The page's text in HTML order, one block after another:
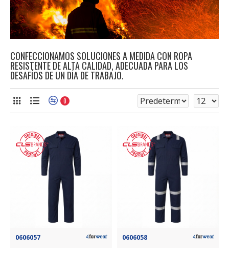
CONFECCIONAMOS SOLUCIONES A MEDIDA CON ROPA
RESISTENTE DE ALTA CALIDAD, ADECUADA PARA LOS
DESAFÍOS DE UN DÍA DE TRABAJO.
0
0606057 0606058